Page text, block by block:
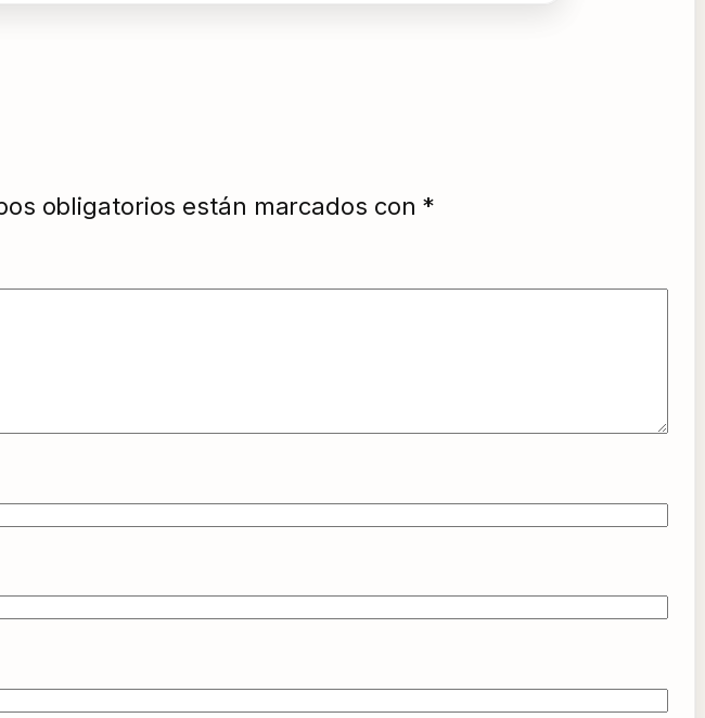
obligatorios están marcados con *